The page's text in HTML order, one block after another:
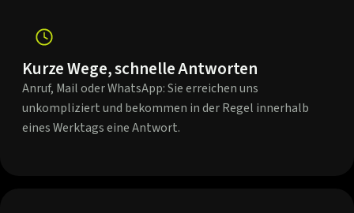
Kurze Wege, schnelle Antworten
Anruf, Mail oder WhatsApp: Sie erreichen uns
unkompliziert und bekommen in der Regel innerhalb
eines Werktags eine Antwort.